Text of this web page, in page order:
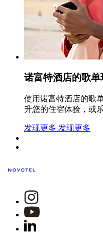
诺富特酒店的歌
使用诺富特酒店的歌
升您的住宿体验，或
发现更多 发现更多